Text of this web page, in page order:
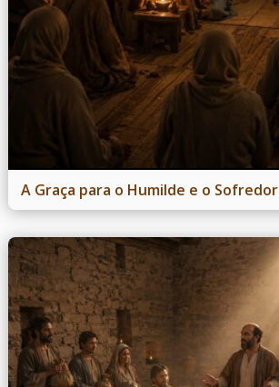
A Graça para o Humilde e o Sofredor